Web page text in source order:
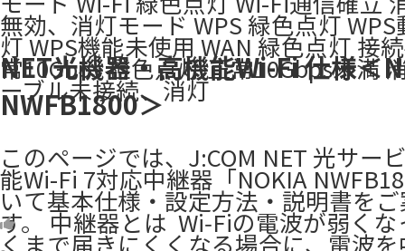
無効、消灯モード WPS 緑色点灯
灯 WPS機能未使用 WAN 緑色点灯 接
常10Gbps 橙色点灯 正常10Gbps未満
ーブル未接続、消灯
NET光機器・高機能Wi-Fi 仕様＜
NWFB1800＞
このページでは、J:COM NET 光サー
能Wi-Fi 7対応中継器「NOKIA
いて基本仕様・設定方法・説明書を
す。 中継器とは ​ Wi‑Fiの電波が弱く
くまで届きにくくなる場合に、電波